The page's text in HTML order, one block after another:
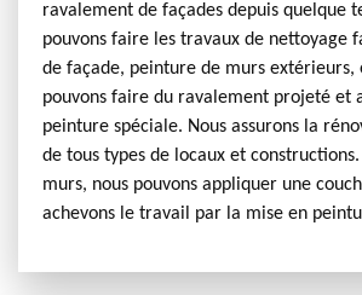
ravalement de façades depuis quelque
pouvons faire les travaux de nettoyage
de façade, peinture de murs extérieurs,
pouvons faire du ravalement projeté et
peinture spéciale. Nous assurons la
de tous types de locaux et
murs, nous pouvons appliquer une
achevons le travail par la mise en